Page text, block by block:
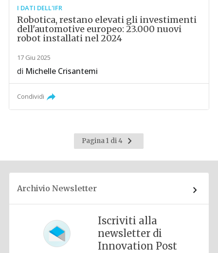
I DATI DELL'IFR
Robotica, restano elevati gli investimenti
dell'automotive europeo: 23.000 nuovi
robot installati nel 2024
17 Giu 2025
di Michelle Crisantemi
Condividi
Pagina 1 di 4
Pagina
successiva
Archivio Newsletter
Iscriviti alla
newsletter di
Innovation Post